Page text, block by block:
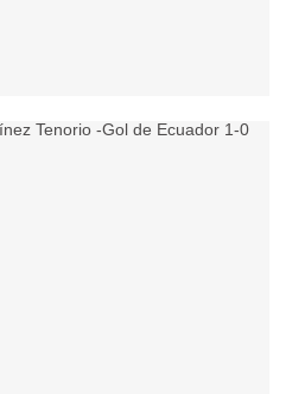
Tenorio -Gol de Ecuador 1-0